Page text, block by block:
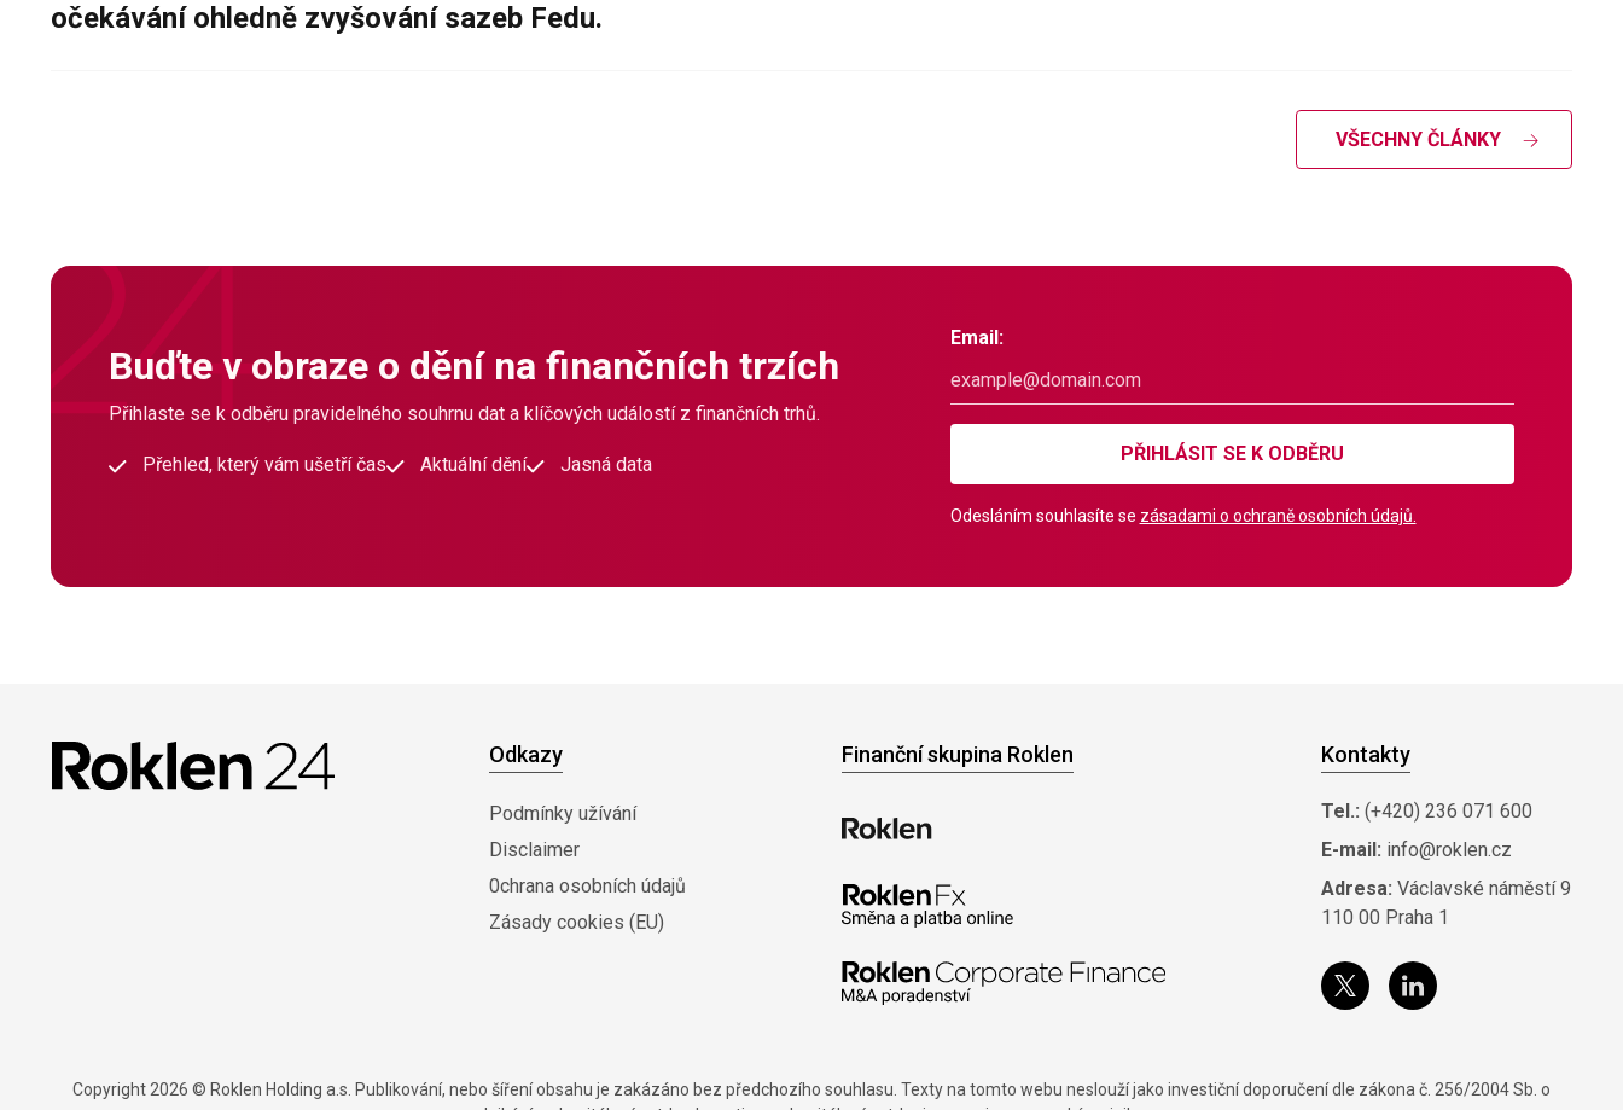
očekávání ohledně zvyšování sazeb Fedu.
VŠECHNY ČLÁNKY
Buďte v obraze o dění na finančních trzích
Přihlaste se k odběru pravidelného souhrnu dat a klíčových událostí z finančních trhů.
Přehled, který vám ušetří čas Aktuální dění Jasná data
Email:
PŘIHLÁSIT SE K ODBĚRU
Odesláním souhlasíte se zásadami o ochraně osobních údajů.
Odkazy
Podmínky užívání
Disclaimer
0chrana osobních údajů
Zásady cookies (EU)
Finanční skupina Roklen Kontakty
Tel.: (+420) 236 071 600
E-mail: info@roklen.cz
Adresa: Václavské náměstí 9
110 00 Praha 1
Copyright 2026 © Roklen Holding a.s. Publikování, nebo šíření obsahu je zakázáno bez předchozího souhlasu. Texty na tomto webu neslouží jako investiční doporučení dle zákona č. 256/2004 Sb. o